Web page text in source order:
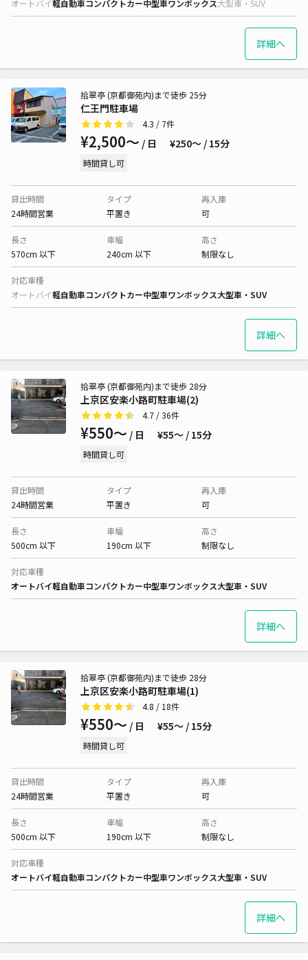
オートバイ軽自動車コンパクトカー中型車ワンボックス大型車・SUV
詳細へ
仁王門駐車場
拾翠亭 (京都御苑内)まで徒歩 25分
4.3 / 7件
¥2,500〜 / 日 ¥250〜 / 15分
時間貸し可
貸出時間
24時間営業
タイプ
平置き
再入庫
可
長さ
570cm 以下
車幅
240cm 以下
高さ
制限なし
対応車種
オートバイ軽自動車コンパクトカー中型車ワンボックス大型車・SUV
詳細へ
上京区安楽小路町駐車場(2)
拾翠亭 (京都御苑内)まで徒歩 28分
4.7 / 36件
¥550〜 / 日 ¥55〜 / 15分
時間貸し可
貸出時間
24時間営業
タイプ
平置き
再入庫
可
長さ
500cm 以下
車幅
190cm 以下
高さ
制限なし
対応車種
オートバイ軽自動車コンパクトカー中型車ワンボックス大型車・SUV
詳細へ
上京区安楽小路町駐車場(1)
拾翠亭 (京都御苑内)まで徒歩 28分
4.8 / 18件
¥550〜 / 日 ¥55〜 / 15分
時間貸し可
貸出時間
24時間営業
タイプ
平置き
再入庫
可
長さ
500cm 以下
車幅
190cm 以下
高さ
制限なし
対応車種
オートバイ軽自動車コンパクトカー中型車ワンボックス大型車・SUV
詳細へ